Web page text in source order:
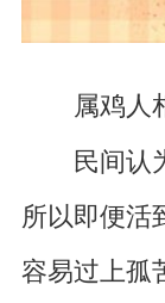
属鸡人
民间认为
所以即便活
容易过上孤